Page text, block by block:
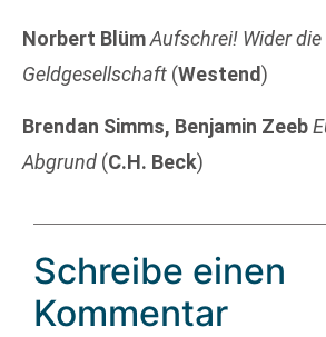
Norbert BlümAufschrei! Wider
Geldgesellschaft (Westend)
Brendan Simms, Benjamin Zeeb
Abgrund (C.H. Beck)
Schreibe einen
Kommentar